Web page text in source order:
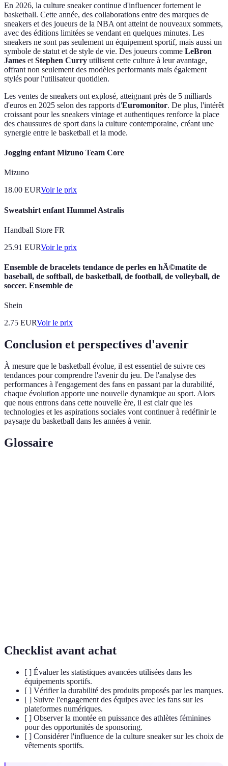
En 2026, la culture sneaker continue d'influencer fortement le
basketball. Cette année, des collaborations entre des marques de
sneakers et des joueurs de la NBA ont atteint de nouveaux sommets,
avec des éditions limitées se vendant en quelques minutes. Les
sneakers ne sont pas seulement un équipement sportif, mais aussi un
symbole de statut et de style de vie. Des joueurs comme LeBron
James et Stephen Curry utilisent cette culture à leur avantage,
offrant non seulement des modèles performants mais également
stylés pour l'utilisateur quotidien.
Les ventes de sneakers ont explosé, atteignant près de 5 milliards
d'euros en 2025 selon des rapports d'Euromonitor. De plus, l'intérêt
croissant pour les sneakers vintage et authentiques renforce la place
des chaussures de sport dans la culture contemporaine, créant une
synergie entre le basketball et la mode.
Jogging enfant Mizuno Team Core
Mizuno
18.00 EURVoir le prix
Sweatshirt enfant Hummel Astralis
Handball Store FR
25.91 EURVoir le prix
Ensemble de bracelets tendance de perles en hÃ©matite de
baseball, de softball, de basketball, de football, de volleyball, de
soccer. Ensemble de
Shein
2.75 EURVoir le prix
Conclusion et perspectives d'avenir
À mesure que le basketball évolue, il est essentiel de suivre ces
tendances pour comprendre l'avenir du jeu. De l'analyse des
performances à l'engagement des fans en passant par la durabilité,
chaque évolution apporte une nouvelle dynamique au sport. Alors
que nous entrons dans cette nouvelle ère, il est clair que les
technologies et les aspirations sociales vont continuer à redéfinir le
paysage du basketball dans les années à venir.
Glossaire
Checklist avant achat
[ ] Évaluer les statistiques avancées utilisées dans les
équipements sportifs.
[ ] Vérifier la durabilité des produits proposés par les marques.
[ ] Suivre l'engagement des équipes avec les fans sur les
plateformes numériques.
[ ] Observer la montée en puissance des athlètes féminines
pour des opportunités de sponsoring.
[ ] Considérer l'influence de la culture sneaker sur les choix de
vêtements sportifs.